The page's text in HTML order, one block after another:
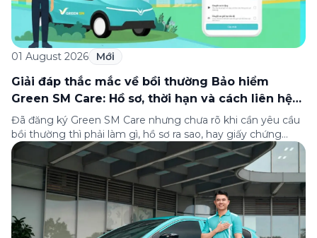
01 August 2026 Mới
Giải đáp thắc mắc về bồi thường Bảo hiểm
Green SM Care: Hồ sơ, thời hạn và cách liên hệ
hỗ trợ
Đã đăng ký Green SM Care nhưng chưa rõ khi cần yêu cầu
bồi thường thì phải làm gì, hồ sơ ra sao, hay giấy chứng
nhận bảo hiểm tìm ở đâu? Bài viết này tổng hợp đầy đủ các
câu hỏi thường gặp nhất về quy trình bồi thường và hỗ trợ
của Green […]